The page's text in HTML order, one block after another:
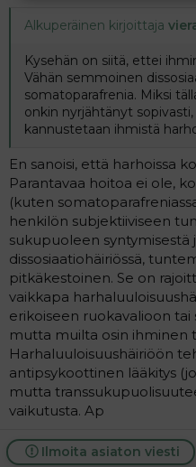
Alkuperäinen kirjoittaja
Kysehän on siitä, ettei
Vähän semmoinen
somatoparafrenia. Miksi
onkin nyrjähtänyt
kannustetaan ihmistä
En sanoisi, että harhoissa
Parantavaa hoitoa ei ole,
(kuten
henkilön subjektiiviseen
sukupuoleen syntymisestä
dissosiaatiohäiriössä,
pitkäkestoinen. Se on
vaikkapa
erikoiseen ruokavalioon
mutta muilta osin ihminen
Harhaluuloisuushäiriöön
antipsykoottinen lääkitys
mutta
vaikutusta. Ap
Ilmoita asiaton viesti